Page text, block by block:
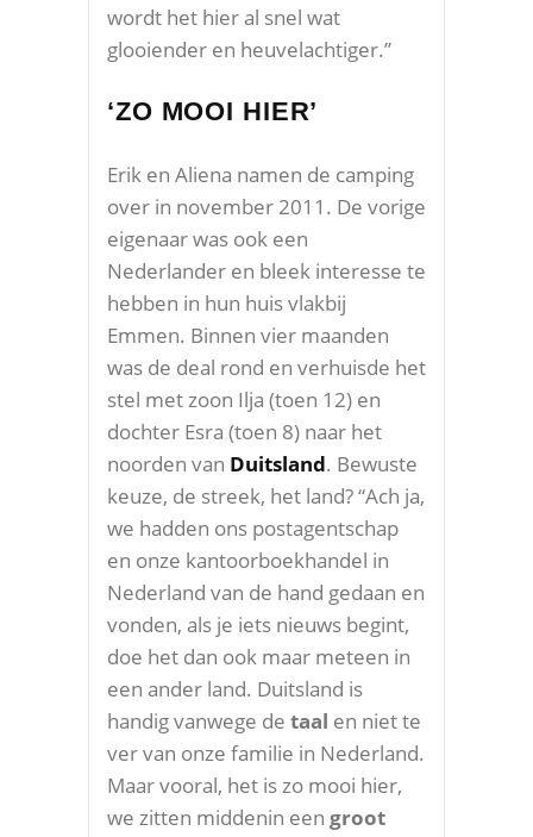
wordt het hier al snel wat
glooiender en heuvelachtiger.”
‘ZO MOOI HIER’
Erik en Aliena namen de camping
over in november 2011. De vorige
eigenaar was ook een
Nederlander en bleek interesse te
hebben in hun huis vlakbij
Emmen. Binnen vier maanden
was de deal rond en verhuisde het
stel met zoon Ilja (toen 12) en
dochter Esra (toen 8) naar het
noorden van Duitsland. Bewuste
keuze, de streek, het land? “Ach ja,
we hadden ons postagentschap
en onze kantoorboekhandel in
Nederland van de hand gedaan en
vonden, als je iets nieuws begint,
doe het dan ook maar meteen in
een ander land. Duitsland is
handig vanwege de taal en niet te
ver van onze familie in Nederland.
Maar vooral, het is zo mooi hier,
we zitten middenin een groot